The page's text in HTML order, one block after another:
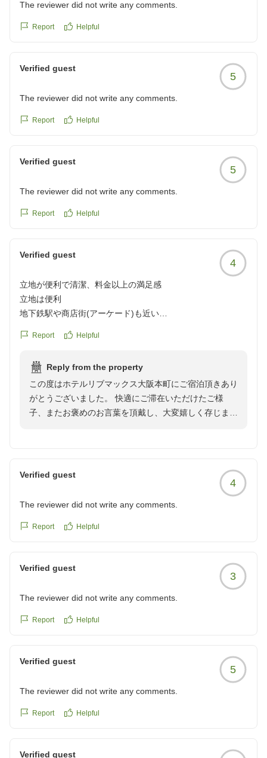
The reviewer did not write any comments.
Report Helpful
Verified guest
5
The reviewer did not write any comments.
Report Helpful
Verified guest
5
The reviewer did not write any comments.
Report Helpful
Verified guest
4
立地が便利で清潔、料金以上の満足感
立地は便利
地下鉄駅や商店街(アーケード)も近い
クチコミの詳細はこちらから
reviewId=33123478052221
Report Helpful
Reply from the property
この度はホテルリブマックス大阪本町にご宿泊頂きあり
がとうございました。 快適にご滞在いただけたご様
子、またお褒めのお言葉を頂戴し、大変嬉しく存じま
へお越しくださいませ。 ホテルリブマックス大阪本
Verified guest
4
The reviewer did not write any comments.
Report Helpful
Verified guest
3
The reviewer did not write any comments.
Report Helpful
Verified guest
5
The reviewer did not write any comments.
Report Helpful
Verified guest